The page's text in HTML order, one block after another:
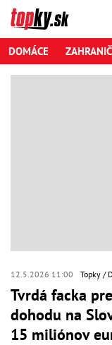
DOMÁCE
12.5.2026 11:00 Topky
Tvrdá facka
dohodu na
15 miliónov